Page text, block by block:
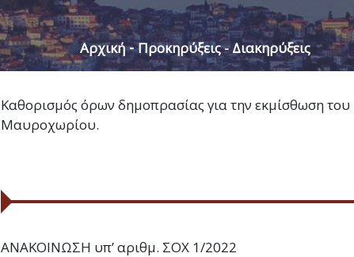
Αρχική Προκηρύξεις - Διακηρύξεις
Καθορισμός όρων δημοπρασίας για την εκμίσθωση
Μαυροχωρίου.
ΑΝΑΚΟΙΝΩΣΗ υπ’ αριθμ. ΣΟΧ 1/2022